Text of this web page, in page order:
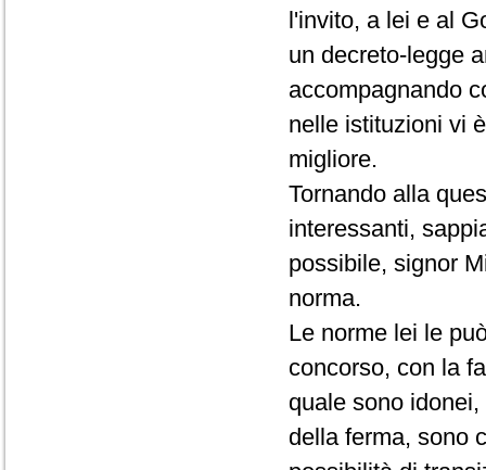
l'invito, a lei e al
un decreto-legge
accompagnando
nelle istituzioni vi
migliore.
Tornando alla
interessanti,
possibile, signor
norma.
Le norme lei le
concorso, con la
quale sono
della ferma, sono